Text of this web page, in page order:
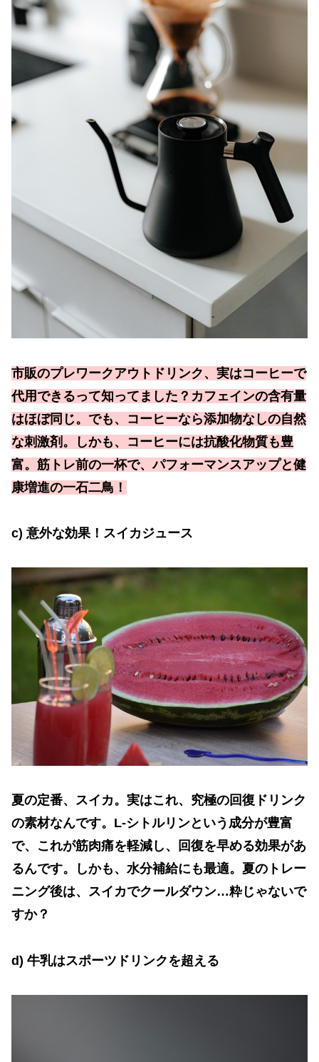
市販のプレワークアウトドリンク、実はコーヒーで
代用できるって知ってました？カフェインの含有量
はほぼ同じ。でも、コーヒーなら添加物なしの自然
な刺激剤。しかも、コーヒーには抗酸化物質も豊
富。筋トレ前の一杯で、パフォーマンスアップと健
康増進の一石二鳥！
c) 意外な効果！スイカジュース
夏の定番、スイカ。実はこれ、究極の回復ドリンク
の素材なんです。 L-シトルリンという成分が豊富
で、これが筋肉痛を軽減し、回復を早める効果があ
るんです。しかも、水分補給にも最適。夏のトレー
ニング後は、スイカでクールダウン…粋じゃないで
すか？
d) 牛乳はスポーツドリンクを超える